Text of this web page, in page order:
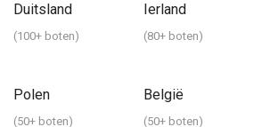
Duitsland
(100+ boten)
Ierland
(80+ boten)
Polen
(50+ boten)
België
(50+ boten)